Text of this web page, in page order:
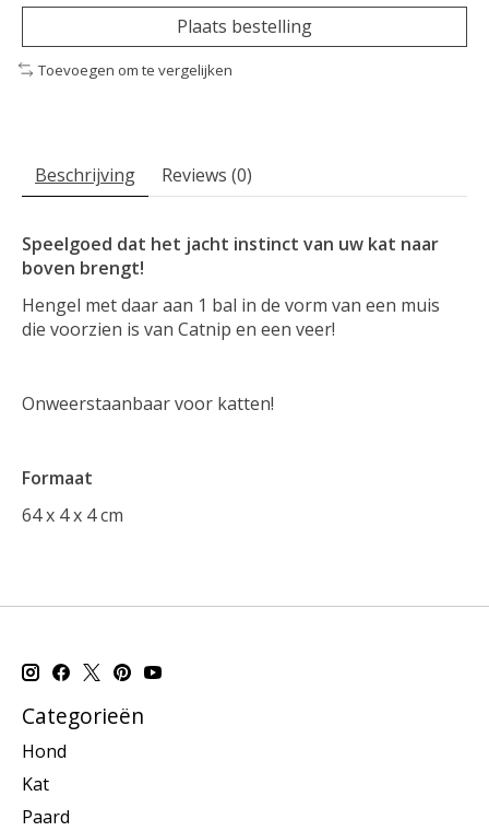
Plaats bestelling
Toevoegen om te vergelijken
Beschrijving Reviews (0)
Speelgoed dat het jacht instinct van uw kat naar
boven brengt!
Hengel met daar aan 1 bal in de vorm van een muis
die voorzien is van Catnip en een veer!
Onweerstaanbaar voor katten!
Formaat
64 x 4 x 4 cm
Categorieën
Hond
Kat
Paard